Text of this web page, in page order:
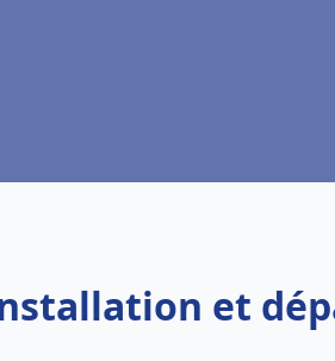
et